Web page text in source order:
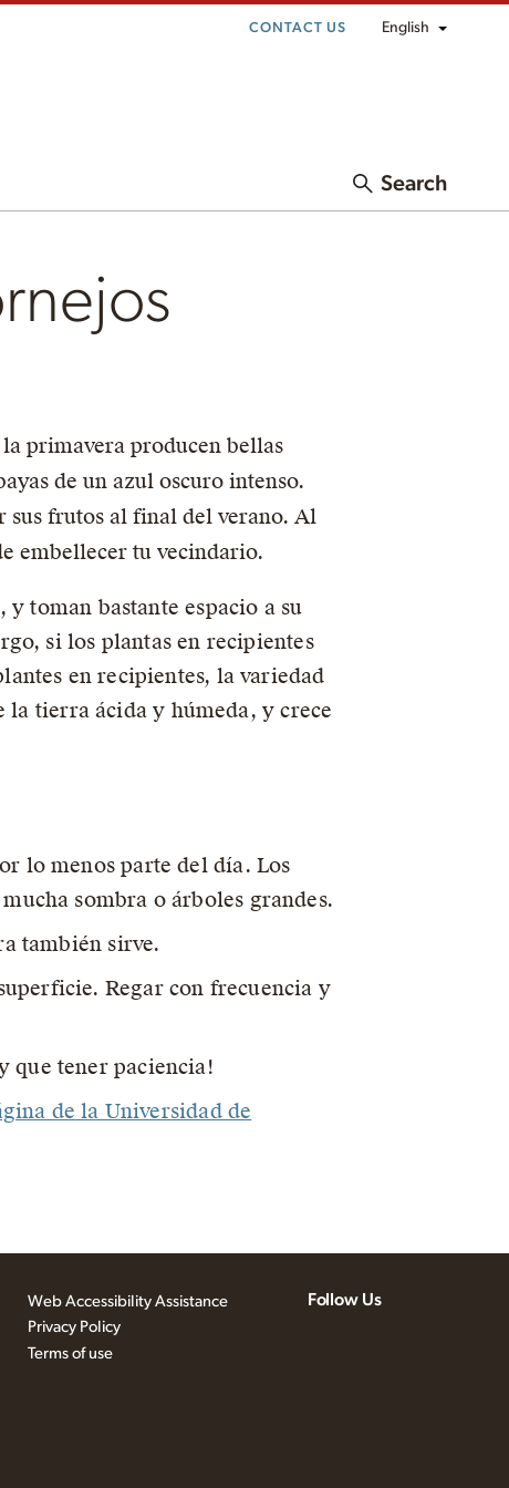
CONTACT US English
Search
primavera producen bellas
de un azul oscuro intenso.
sus frutos al final del verano. Al
embellecer tu vecindario.
toman bastante espacio a su
si los plantas en recipientes
en recipientes, la variedad
la tierra ácida y húmeda, y crece
lo menos parte del día. Los
sombra o árboles grandes.
también sirve.
Regar con frecuencia y
que tener paciencia!
de la Universidad de
Web Accessibility Assistance
Privacy Policy
Terms of use
Follow Us